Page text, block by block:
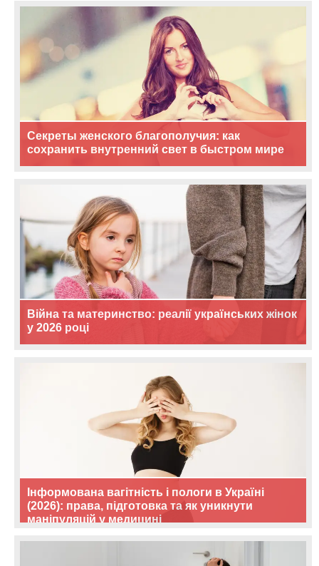
Секреты женского благополучия: как
сохранить внутренний свет в быстром мире
Війна та материнство: реалії українських жінок
у 2026 році
Інформована вагітність і пологи в Україні
(2026): права, підготовка та як уникнути
маніпуляцій у медицині